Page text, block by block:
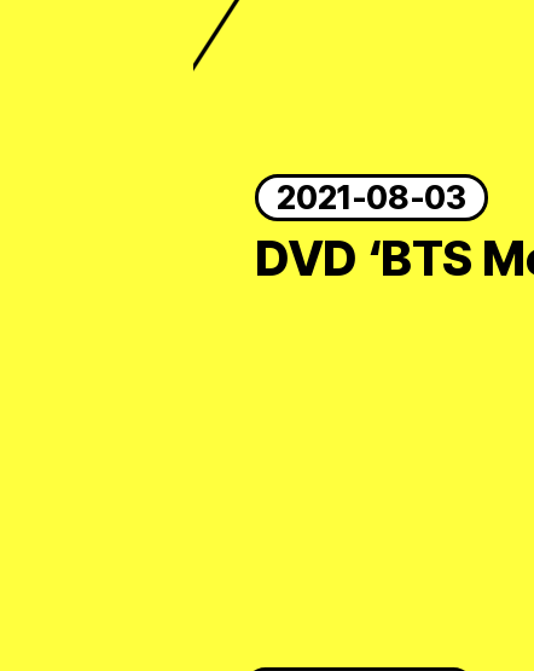
2021-08-03
DVD ‘BTS